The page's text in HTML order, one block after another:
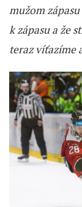
mužom
k zápasu a že
teraz víťazíme